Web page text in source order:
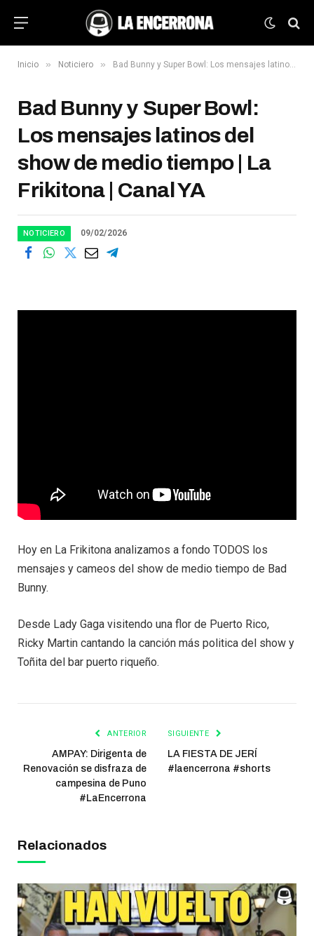
Inicio » Noticiero » Bad Bunny y Super Bowl: Los mensajes latinos del show de medio tiempo | La Frikitona | Canal YA
Bad Bunny y Super Bowl:
Los mensajes latinos del
show de medio tiempo | La
Frikitona | Canal YA
NOTICIERO 09/02/2026
Hoy en La Frikitona analizamos a fondo TODOS los
mensajes y cameos del show de medio tiempo de Bad
Bunny.
Desde Lady Gaga visitendo una flor de Puerto Rico,
Ricky Martin cantando la canción más politica del show y
Toñita del bar puerto riqueño.
ANTERIOR
AMPAY: Dirigenta de
Renovación se disfraza de
campesina de Puno
#LaEncerrona
SIGUIENTE
LA FIESTA DE JERÍ
#laencerrona #shorts
Relacionados